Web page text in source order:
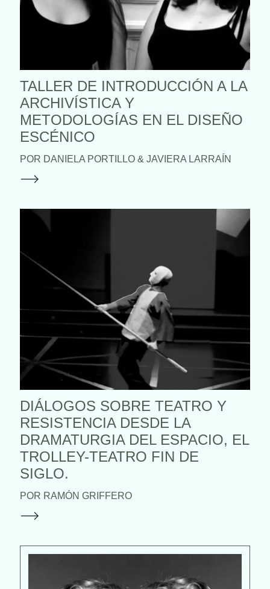
TALLER DE INTRODUCCIÓN A LA
ARCHIVÍSTICA Y
METODOLOGÍAS EN EL DISEÑO
ESCÉNICO
POR DANIELA PORTILLO & JAVIERA LARRAÍN
DIÁLOGOS SOBRE TEATRO Y
RESISTENCIA DESDE LA
DRAMATURGIA DEL ESPACIO, EL
TROLLEY-TEATRO FIN DE
SIGLO.
POR RAMÓN GRIFFERO